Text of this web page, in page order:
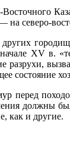
северо-
XV в.
разрухи,
состояние
перед
должны
как и другие.